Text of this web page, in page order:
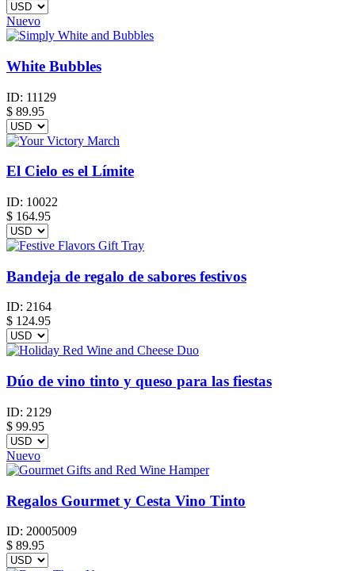
Nuevo
White Bubbles
ID: 11129
$ 89.95
El Cielo es el Límite
ID: 10022
$ 164.95
Bandeja de regalo de sabores festivos
ID: 2164
$ 124.95
Dúo de vino tinto y queso para las fiestas
ID: 2129
$ 99.95
Nuevo
Regalos Gourmet y Cesta Vino Tinto
ID: 20005009
$ 89.95